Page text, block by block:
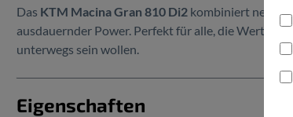
Das KTM Macina Gran 810 Di2 kombiniert
ausdauernder Power. Perfekt für alle, die Wert auf
unterwegs sein wollen.
Eigenschaften